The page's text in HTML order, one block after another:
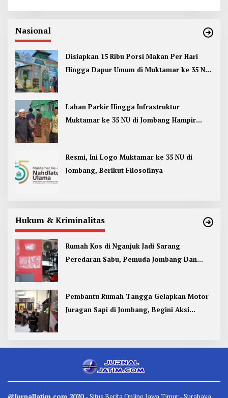
Nasional
Disiapkan 15 Ribu Porsi Makan Per Hari
Hingga Dapur Umum di Muktamar ke 35 NU
Lahan Parkir Hingga Infrastruktur
Muktamar ke 35 NU di Jombang Hampir
Resmi, Ini Logo Muktamar ke 35 NU di
Jombang, Berikut Filosofinya
Hukum & Kriminalitas
Rumah Kos di Nganjuk Jadi Sarang
Peredaran Sabu, Pemuda Jombang Dan
Pembantu Rumah Tangga Gelapkan Motor
Juragan Sapi di Jombang, Begini Aksi